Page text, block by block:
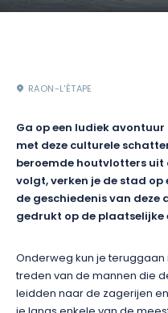
RAON-L'ÉTAPE
Ga op een ludiek
met deze culturele
beroemde houtvlotters uit
volgt, verken je de stad
de geschiedenis van
gedrukt op de plaatselijke
Onderweg kun je
treden van de mannen die
leidden naar de zagerijen